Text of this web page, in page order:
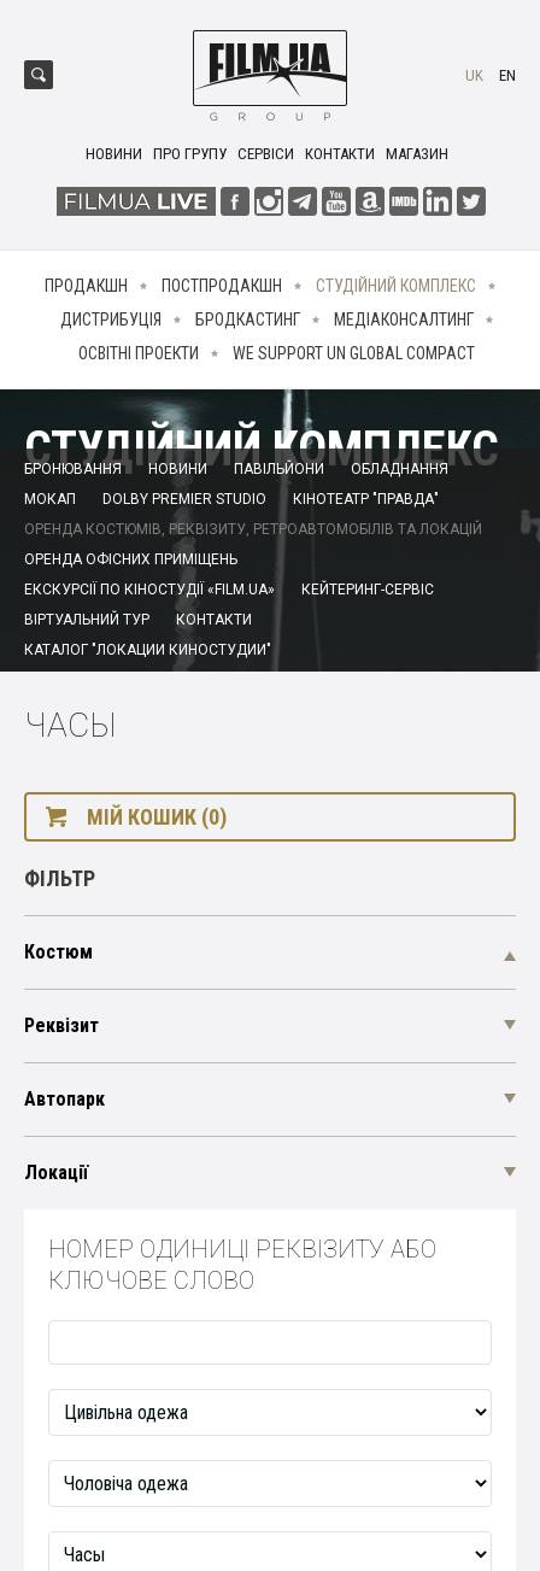
НОВИНИ ПРО ГРУПУ СЕРВІСИ КОНТАКТИ МАГАЗИН
UK EN
ПРОДАКШН ПОСТПРОДАКШН
СТУДІЙНИЙ КОМПЛЕКС
ДИСТРИБУЦІЯ
БРОДКАСТИНГ
МЕДІАКОНСАЛТИНГ
ОСВІТНІ ПРОЕКТИ
WE SUPPORT UN GLOBAL COMPACT
СТУДІЙНИЙ КОМПЛЕКС
БРОНЮВАННЯ НОВИНИ ПАВІЛЬЙОНИ
ОБЛАДНАННЯ
МОКАП
DOLBY PREMIER STUDIO
КІНОТЕАТР "ПРАВДА"
ОРЕНДА КОСТЮМІВ, РЕКВІЗИТУ, РЕТРОАВТОМОБІЛІВ ТА ЛОКАЦІЙ
ОРЕНДА ОФІСНИХ ПРИМІЩЕНЬ
ЕКСКУРСІЇ ПО КІНОСТУДІЇ «FILM.UA»
КЕЙТЕРИНГ-СЕРВІС
ВІРТУАЛЬНИЙ ТУР
КОНТАКТИ
КАТАЛОГ "ЛОКАЦИИ КИНОСТУДИИ"
ЧАСЫ
МІЙ КОШИК (0)
ФІЛЬТР
Костюм
Реквізит
Автопарк
Локації
НОМЕР ОДИНИЦІ РЕКВІЗИТУ АБО
КЛЮЧОВЕ СЛОВО